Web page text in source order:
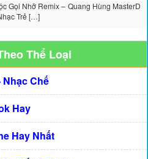
Gọi Nhỡ Remix – Quang Hùng MasterD
Trẻ […]
Thể Loại
Chế
Hay
Hay Nhất